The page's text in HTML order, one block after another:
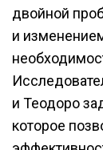
двойной
и
и Теодоро
которое